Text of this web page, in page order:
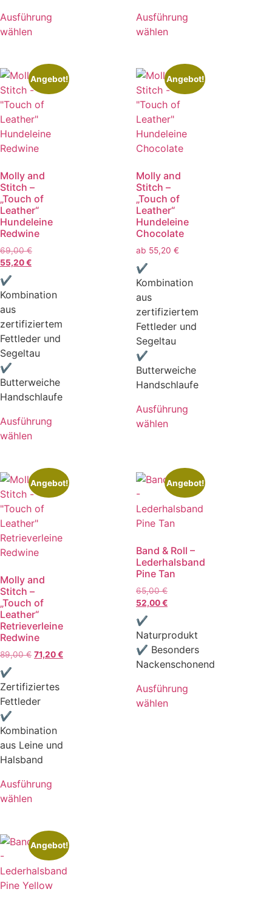
Ausführung
wählen
Ausführung
wählen
Angebot!
Molly and
Stitch –
„Touch of
Leather“
Hundeleine
Redwine
69,00€
55,20€
✔
Kombination
aus
zertifiziertem
Fettleder und
Segeltau
✔
Butterweiche
Handschlaufe
Ausführung
wählen
Angebot!
Molly and
Stitch –
„Touch of
Leather“
Hundeleine
Chocolate
ab 55,20 €
✔
Kombination
aus
zertifiziertem
Fettleder und
Segeltau
✔
Butterweiche
Handschlaufe
Ausführung
wählen
Angebot!
Molly and
Stitch –
„Touch of
Leather“
Retrieverleine
Redwine
89,00€ 71,20€
✔
Zertifiziertes
Fettleder
✔
Kombination
aus Leine und
Halsband
Ausführung
wählen
Angebot!
Band & Roll –
Lederhalsband
Pine Tan
65,00€
52,00€
✔
Naturprodukt
✔ Besonders
Nackenschonend
Ausführung
wählen
Angebot!